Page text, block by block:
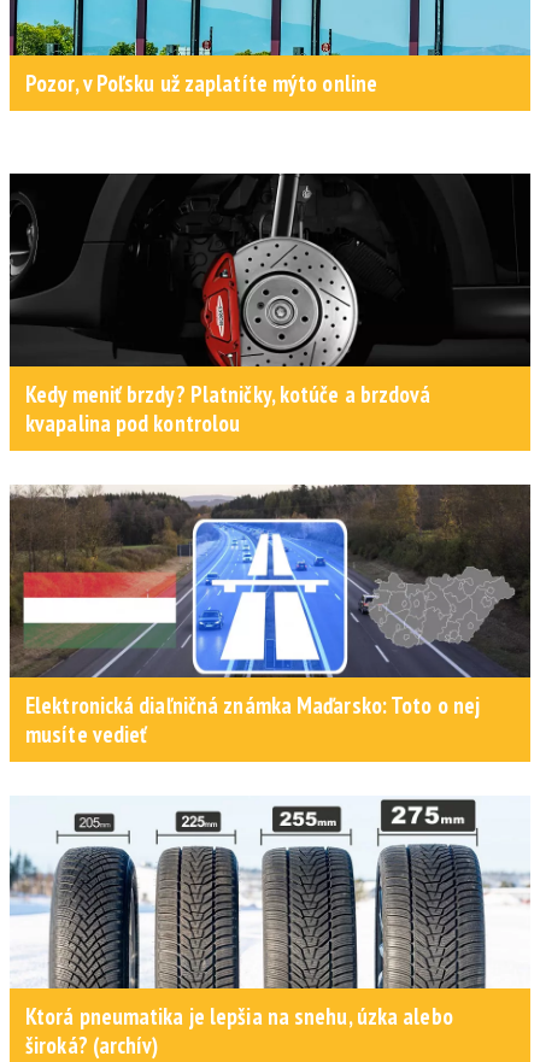
Pozor, v Poľsku už zaplatíte mýto online
Kedy meniť brzdy? Platničky, kotúče a brzdová
kvapalina pod kontrolou
Elektronická diaľničná známka Maďarsko: Toto o nej
musíte vedieť
Ktorá pneumatika je lepšia na snehu, úzka alebo
široká? (archív)